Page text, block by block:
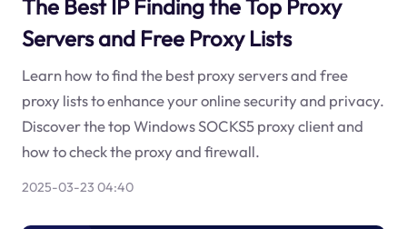
The Best IP Finding the Top Proxy
Servers and Free Proxy Lists
Learn how to find the best proxy servers and free
proxy lists to enhance your online security and privacy.
Discover the top Windows SOCKS5 proxy client and
how to check the proxy and firewall.
2025-03-23 04:40